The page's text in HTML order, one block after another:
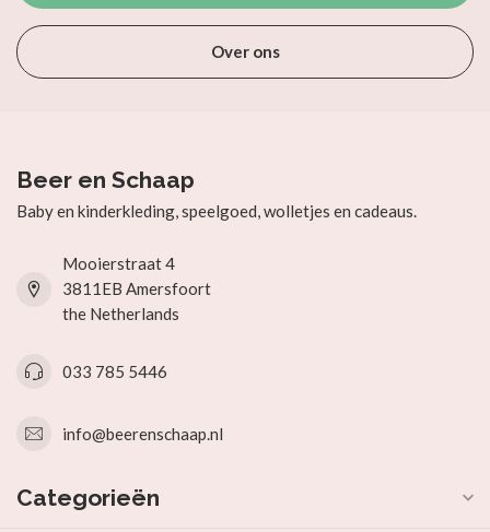
Over ons
Beer en Schaap
Baby en kinderkleding, speelgoed, wolletjes en cadeaus.
Mooierstraat 4
3811EB Amersfoort
the Netherlands
033 785 5446
info@beerenschaap.nl
Categorieën